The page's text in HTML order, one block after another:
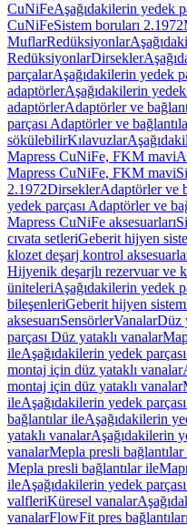
CuNiFeAşağıdakilerin yedek
CuNiFeSistem boruları 2.1972
MuflarRedüksiyonlar
RedüksiyonlarDirsekler
parçalarAşağıdakilerin yedek
adaptörlerAşağıdakilerin yedek
adaptörlerAdaptörler ve
parçası Adaptörler ve
sökülebilirKılavuzlar
Mapress CuNiFe, FKM mavi
Mapress CuNiFe, FKM mavi
2.1972DirseklerAdaptörler ve
yedek parçası Adaptörler ve
Mapress CuNiFe aksesuarları
cıvata setleriGeberit hijyen
klozet deşarj kontrol
Hijyenik deşarjlı rezervuar ve
üniteleriAşağıdakilerin yedek
bileşenleriGeberit hijyen
aksesuarıSensörlerVanalarDüz
parçası Düz yataklı vanalar
ileAşağıdakilerin yedek
montaj için düz yataklı vanalar
montaj için düz yataklı vanalar
ileAşağıdakilerin yedek
bağlantılar ileAşağıdakilerin
yataklı vanalarAşağıdakilerin
vanalarMepla presli bağlantılar
Mepla presli bağlantılar ile
ileAşağıdakilerin yedek
valfleriKüresel vanalar
vanalarFlowFit pres